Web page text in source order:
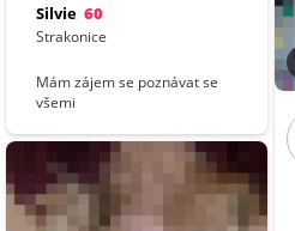
Silvie 60
Strakonice
Mám zájem se poznávat se
všemi